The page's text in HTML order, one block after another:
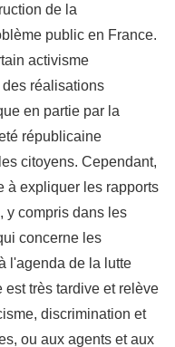
de la
public en France.
activisme
réalisations
en partie par la
républicaine
citoyens. Cependant,
à expliquer les rapports
y compris dans les
concerne les
l'agenda de la lutte
très tardive et relève
discrimination et
ou aux agents et aux